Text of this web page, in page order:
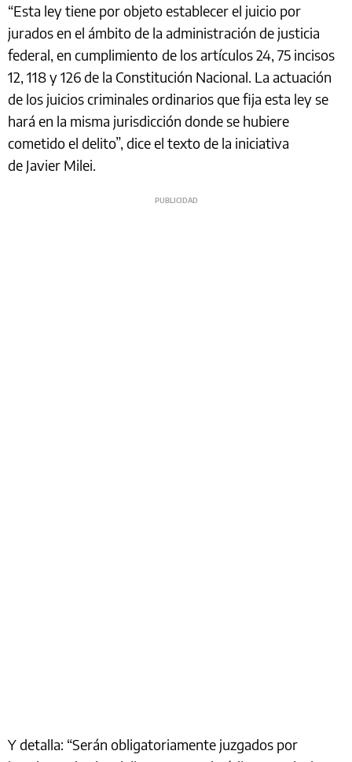
“Esta ley tiene por objeto establecer el juicio por
jurados en el ámbito de la administración de justicia
federal, en cumplimiento de los artículos 24, 75 incisos
12, 118 y 126 de la Constitución Nacional. La actuación
de los juicios criminales ordinarios que fija esta ley se
hará en la misma jurisdicción donde se hubiere
cometido el delito”, dice el texto de la iniciativa
de Javier Milei.
Y detalla: “Serán obligatoriamente juzgados por